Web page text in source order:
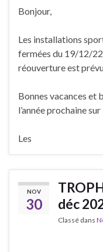
Bonjour,
Les installations
fermées du 19/12/
réouverture est
Bonnes vacances et
l’année prochaine
Les
NOV
30
déc
Classé dans